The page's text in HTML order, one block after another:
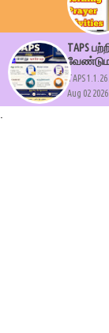
TAPS
TAPS
Aug 02 2026 |